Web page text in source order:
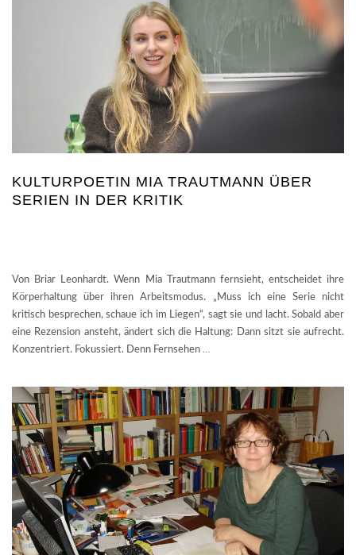
KULTURPOETIN MIA TRAUTMANN ÜBER
SERIEN IN DER KRITIK
Von Briar Leonhardt. Wenn Mia Trautmann fernsieht, entscheidet ihre
Körperhaltung über ihren Arbeitsmodus. „Muss ich eine Serie nicht
kritisch besprechen, schaue ich im Liegen“, sagt sie und lacht. Sobald aber
eine Rezension ansteht, ändert sich die Haltung: Dann sitzt sie aufrecht.
Konzentriert. Fokussiert. Denn Fernsehen …